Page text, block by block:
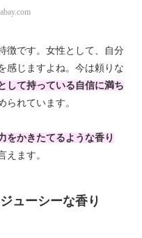
徴です。女性として、自分
感じますよね。 今は頼りな
して持っている自信に満ち
られています。
をかきたてるような香り
えます。
ューシーな香り